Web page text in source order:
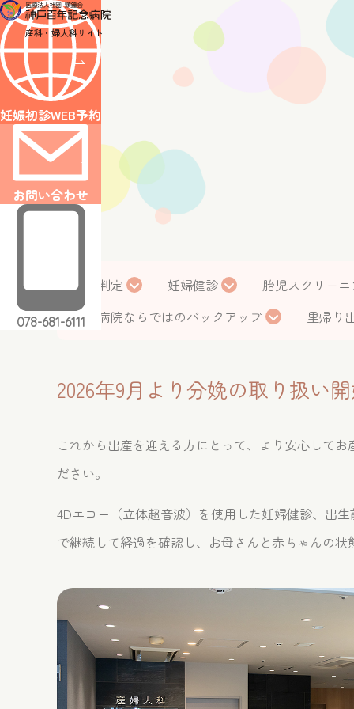
産科・婦人科サイト
医師・スタッフ紹介
診療案内
診療案内トップ
無痛分娩 NIPT（新型出生
よくある質問
アクセス
医療関係者の方へ
採用情報
WEB reservation
Contact
妊娠初診WEB予約
お問い合わせ
078-681-6111
妊娠判定 妊婦健診
胎児スクリー
総合病院ならではのバックアップ
里帰り
2026年9月より分娩の取り扱い
これから出産を迎える方にとって、より安心して
ださい。
4Dエコー（立体超音波）を使用した妊婦健診、出
で継続して経過を確認し、お母さんと赤ちゃんの